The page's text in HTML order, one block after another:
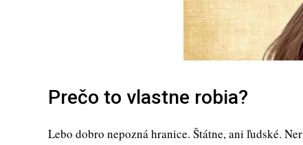
Prečo to vlastne robia?
Lebo dobro nepozná hranice. Štátne, ani ľudské.